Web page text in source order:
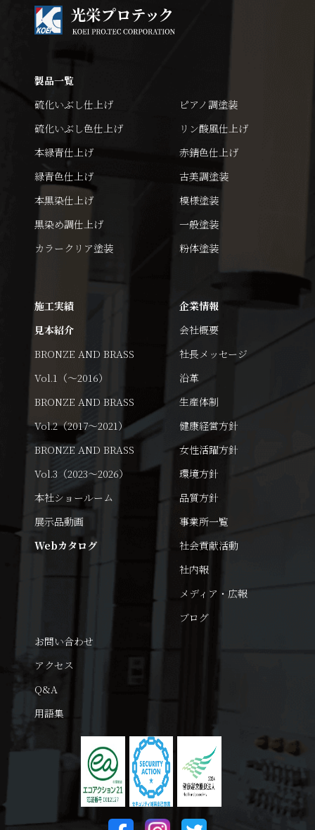
製品一覧
硫化いぶし仕上げ
硫化いぶし色仕上げ
本緑青仕上げ
緑青色仕上げ
本黒染仕上げ
黒染め調仕上げ
カラークリア塗装
ピアノ調塗装
リン酸風仕上げ
赤錆色仕上げ
古美調塗装
模様塗装
一般塗装
粉体塗装
施工実績
見本紹介
BRONZE AND BRASS
Vol.1（～2016）
BRONZE AND BRASS
Vol.2（2017～2021）
BRONZE AND BRASS
Vol.3（2023～2026）
本社ショールーム
展示品動画
Webカタログ
企業情報
会社概要
社長メッセージ
沿革
生産体制
健康経営方針
女性活躍方針
環境方針
品質方針
事業所一覧
社会貢献活動
社内報
メディア・広報
ブログ
お問い合わせ
アクセス
Q&A
用語集